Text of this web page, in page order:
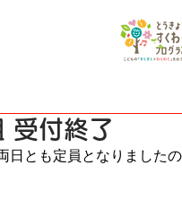
受付終了
日とも定員となりました